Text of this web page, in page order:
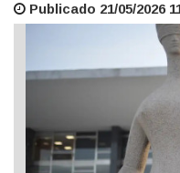
Publicado 21/05/2026